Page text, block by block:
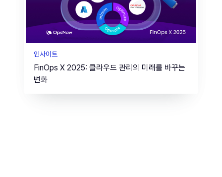
인사이트
FinOps X 2025: 클라우드 관리의 미래를 바꾸는
변화